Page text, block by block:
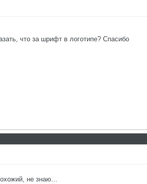
что за шрифт в логотипе? Спасибо
не знаю...